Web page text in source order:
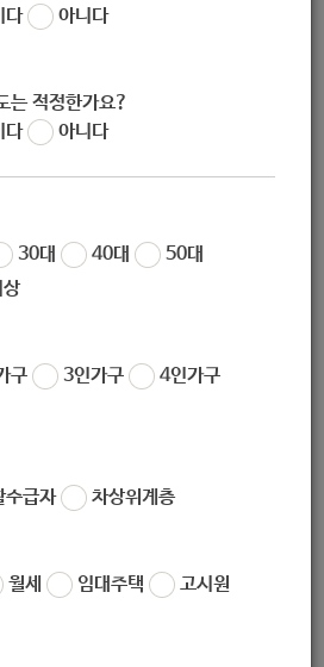
다 아니다
는 적정한가요?
다 아니다
30대 40대
50대
구 3인가구
4인가구
수급자 차상위계층
월세 임대주택
고시원
사업 안내
방문_지원사업_안내최종.pdf